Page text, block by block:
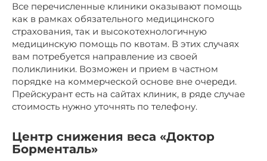
Все перечисленные клиники оказывают помощь
как в рамках обязательного медицинского
страхования, так и высокотехнологичную
медицинскую помощь по квотам. В этих случаях
вам потребуется направление из своей
поликлиники. Возможен и прием в частном
порядке на коммерческой основе вне очереди.
Прейскурант есть на сайтах клиник, в ряде случае
стоимость нужно уточнять по телефону.
Центр снижения веса «Доктор
Борменталь»